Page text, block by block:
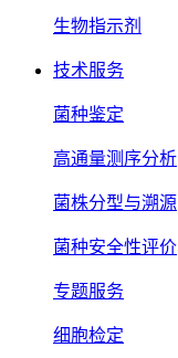
生物指示剂
技术服务
菌种鉴定
高通量测序分析
菌株分型与溯源
菌种安全性评价
专题服务
细胞检定